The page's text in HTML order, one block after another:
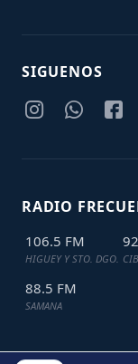
SIGUENOS
RADIO
106.5 FM
HIGUEY Y STO. DGO.
88.5 FM
SAMANA